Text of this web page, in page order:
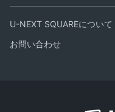
U-NEXT SQUAREについて
お問い合わせ